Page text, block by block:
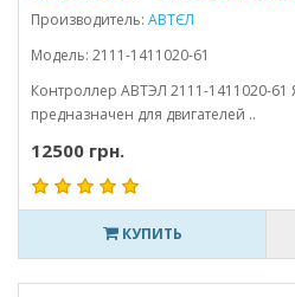
Производитель: АВТЄЛ
Модель: 2111-1411020-61
Контроллер АВТЭЛ 2111-1411020-61
предназначен для двигателей ..
12500 грн.
КУПИТЬ